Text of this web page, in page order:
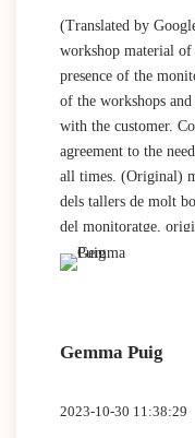
(Translated by
workshop material
presence of the
of the workshops
with the customer.
agreement to the
all times. (Original)
dels tallers de molt
del monitoratge,
sobretot molt bon
i acord a les
Gemma Puig
2023-10-30 11:38:29